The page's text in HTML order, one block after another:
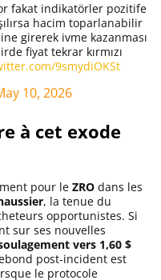
fakat indikatörler pozitife
hacim toparlanabilir
girerek ivme kazanması
fiyat tekrar kırmızı
9smydiOKSt
10, 2026
à cet exode
pour le ZRO dans les
, la tenue du
opportunistes. Si
sur ses nouvelles
vers 1,60 $
post-incident est
le protocole